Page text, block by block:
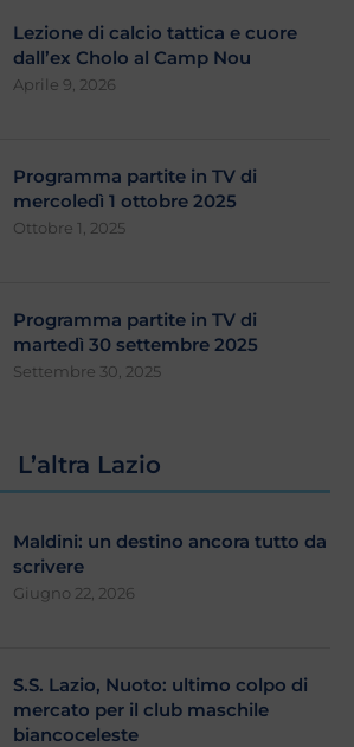
Lezione di calcio tattica e cuore
dall’ex Cholo al Camp Nou
Aprile 9, 2026
Programma partite in TV di
mercoledì 1 ottobre 2025
Ottobre 1, 2025
Programma partite in TV di
martedì 30 settembre 2025
Settembre 30, 2025
L’altra Lazio
Maldini: un destino ancora tutto da
scrivere
Giugno 22, 2026
S.S. Lazio, Nuoto: ultimo colpo di
mercato per il club maschile
biancoceleste